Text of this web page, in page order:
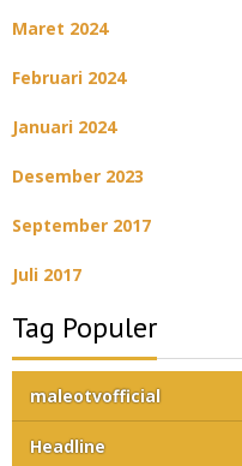
Maret 2024
Februari 2024
Januari 2024
Desember 2023
September 2017
Juli 2017
Tag Populer
maleotvofficial
Headline